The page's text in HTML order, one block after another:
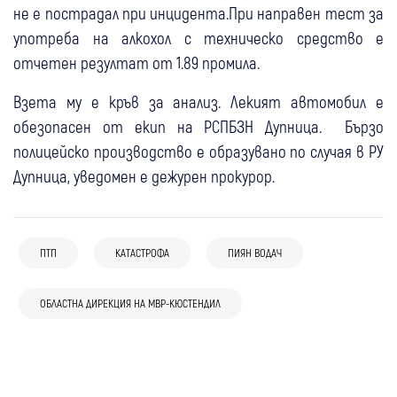
не е пострадал при инцидента.При направен тест за
употреба на алкохол с техническо средство е
отчетен резултат от 1.89 промила.
Взета му е кръв за анализ. Лекият автомобил е
обезопасен от екип на РСПБЗН Дупница. Бързо
полицейско производство е образувано по случая в РУ
Дупница, уведомен е дежурен прокурор.
ПТП КАТАСТРОФА ПИЯН ВОДАЧ
ОБЛАСТНА ДИРЕКЦИЯ НА МВР-КЮСТЕНДИЛ
08 авг
катастрофа в Дупница
Бобошево 08 авг
огъня, локализирани са пожарите в
Банско Крими 07 авг